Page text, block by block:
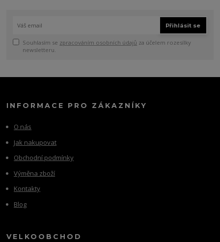
Přihlásit se
Souhlasím se zpracováním osobních údajů za účelem rozesílky
newsletteru.
INFORMACE PRO ZÁKAZNÍKY
O nás
Jak nakupovat
Obchodní podmínky
Výměna zboží
Kontakty
Blog
VELKOOBCHOD